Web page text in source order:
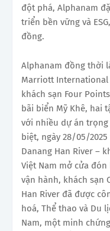
đột phá, Alphanam
triển bền vững và
đồng.
Alphanam đồng thời
Marriott International
khách sạn Four
bãi biển Mỹ Khê, hai
với nhiều dự án trọng
biệt, ngày 28/05/
Danang Han River –
Việt Nam mở cửa
vận hành, khách sạn
Han River đã được
hoá, Thể thao và Du
Nam, một minh